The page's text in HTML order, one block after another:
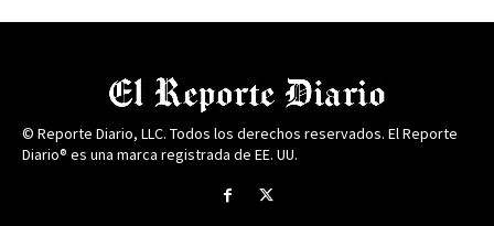
© Reporte Diario, LLC. Todos los derechos reservados. El Reporte
Diario® es una marca registrada de EE. UU.